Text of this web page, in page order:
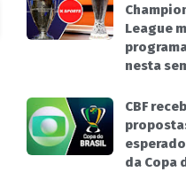
League
nesta
CBF
da Copa